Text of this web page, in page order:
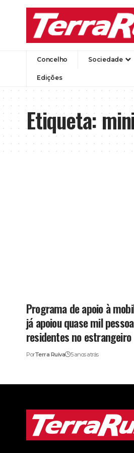
Concelho Sociedade
Edições
Etiqueta:
Programa de apoio à
já apoiou quase mil
residentes no estrangeiro
PorTerra Ruiva 5 anos atrás